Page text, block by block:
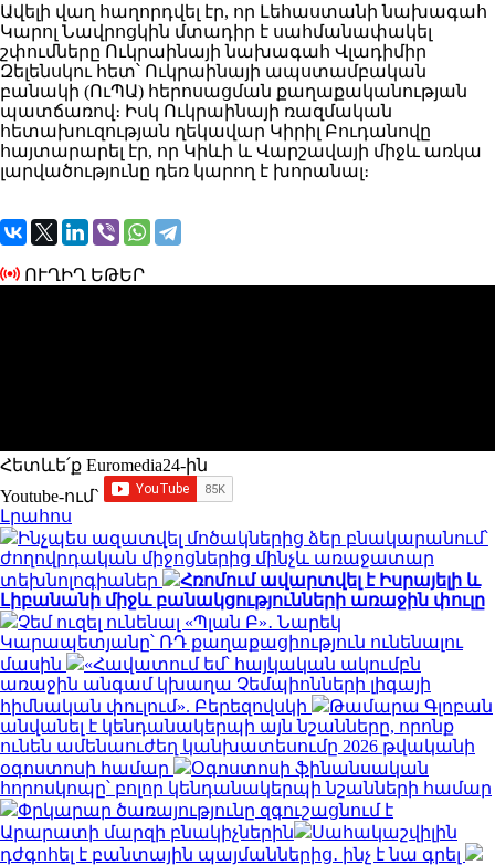
Ավելի վաղ հաղորդվել էր, որ Լեհաստանի նախագահ
Կարոլ Նավրոցկին մտադիր է սահմանափակել
շփումները Ուկրաինայի նախագահ Վլադիմիր
Զելենսկու հետ՝ Ուկրաինայի ապստամբական
բանակի (ՈւՊԱ) հերոսացման քաղաքականության
պատճառով։ Իսկ Ուկրաինայի ռազմական
հետախուզության ղեկավար Կիրիլ Բուդանովը
հայտարարել էր, որ Կիևի և Վարշավայի միջև առկա
լարվածությունը դեռ կարող է խորանալ։
ՈՒՂԻՂ ԵԹԵՐ
Հետևե՛ք Euromedia24-ին
Youtube-ում`
Լրահոս
Ինչպես ազատվել մոծակներից ձեր բնակարանում՝
ժողովրդական միջոցներից մինչև առաջատար
տեխնոլոգիաներ
Հռոմում ավարտվել է Իսրայելի և
Լիբանանի միջև բանակցությունների առաջին փուլը
Չեմ ուզել ունենալ «Պլան Բ»․ Նարեկ
Կարապետյանը՝ ՌԴ քաղաքացիություն ունենալու
մասին
«Հավատում եմ՝ հայկական ակումբն
առաջին անգամ կխաղա Չեմպիոնների լիգայի
հիմնական փուլում». Բերեզովսկի
Թամարա Գլոբան
անվանել է կենդանակերպի այն նշանները, որոնք
ունեն ամենաուժեղ կանխատեսումը 2026 թվականի
օգոստոսի համար
Օգոստոսի ֆինանսական
հորոսկոպը՝ բոլոր կենդանակերպի նշանների համար
Փրկարար ծառայությունը զգուշացնում է
Արարատի մարզի բնակիչներին
Սահակաշվիլին
դժգոհել է բանտային պայմաններից․ ինչ է նա գրել